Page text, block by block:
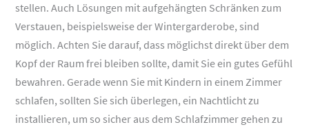
stellen. Auch Lösungen mit aufgehängten Schränken zum
Verstauen, beispielsweise der Wintergarderobe, sind
möglich. Achten Sie darauf, dass möglichst direkt über dem
Kopf der Raum frei bleiben sollte, damit Sie ein gutes Gefühl
bewahren. Gerade wenn Sie mit Kindern in einem Zimmer
schlafen, sollten Sie sich überlegen, ein Nachtlicht zu
installieren, um so sicher aus dem Schlafzimmer gehen zu